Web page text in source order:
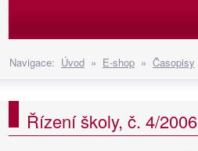
Navigace: Úvod » E-shop » Časopisy
Řízení školy, č. 4/2006